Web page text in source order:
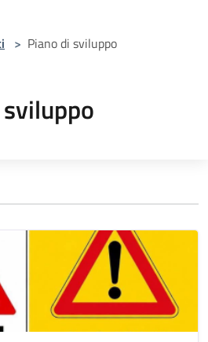
> Piano di sviluppo